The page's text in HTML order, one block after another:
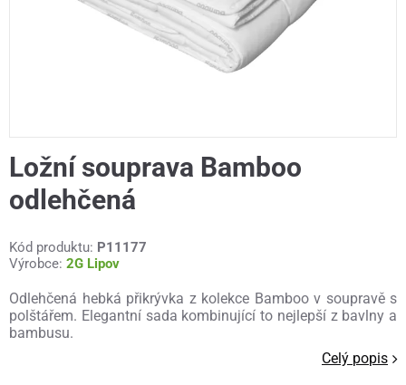
Ložní souprava Bamboo
odlehčená
Kód produktu: P11177
Výrobce: 2G Lipov
Odlehčená hebká přikrývka z kolekce Bamboo v soupravě s
polštářem. Elegantní sada kombinující to nejlepší z bavlny a
bambusu.
Celý popis